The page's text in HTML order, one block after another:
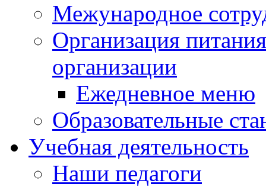
Межународное
Организация
организации
Ежедневное меню
Образовательные
Учебная деятельность
Наши педагоги